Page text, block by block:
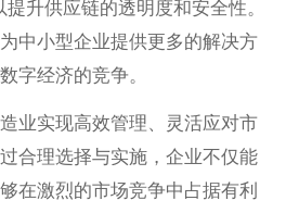
提升供应链的透明度和安全性。
中小型企业提供更多的解决方
字经济的竞争。
业实现高效管理、灵活应对市
合理选择与实施，企业不仅能
在激烈的市场竞争中占据有利